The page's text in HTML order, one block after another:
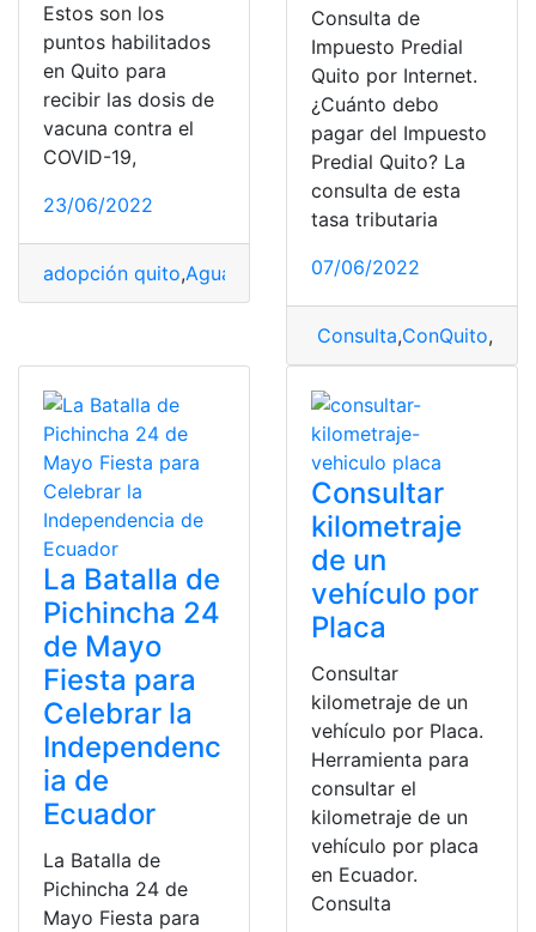
Estos son los
puntos habilitados
en Quito para
recibir las dosis de
vacuna contra el
COVID-19,
23/06/2022
adopción quito,Agua en Quito,capital quito
Consulta de
Impuesto Predial
Quito por Internet.
¿Cuánto debo
pagar del Impuesto
Predial Quito? La
consulta de esta
tasa tributaria
07/06/2022
Consulta,ConQuito,
La Batalla de
Pichincha 24
de Mayo
Fiesta para
Celebrar la
Independenc
ia de
Ecuador
La Batalla de
Pichincha 24 de
Mayo Fiesta para
Consultar
kilometraje
de un
vehículo por
Placa
Consultar
kilometraje de un
vehículo por Placa.
Herramienta para
consultar el
kilometraje de un
vehículo por placa
en Ecuador.
Consulta